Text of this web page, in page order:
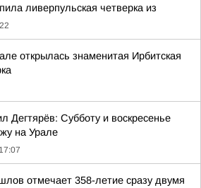
ливерпульская четверка из
открылась знаменитая Ирбитская
Дегтярёв: Субботу и воскресенье
на Урале
17:07
отмечает 358-летие сразу двумя